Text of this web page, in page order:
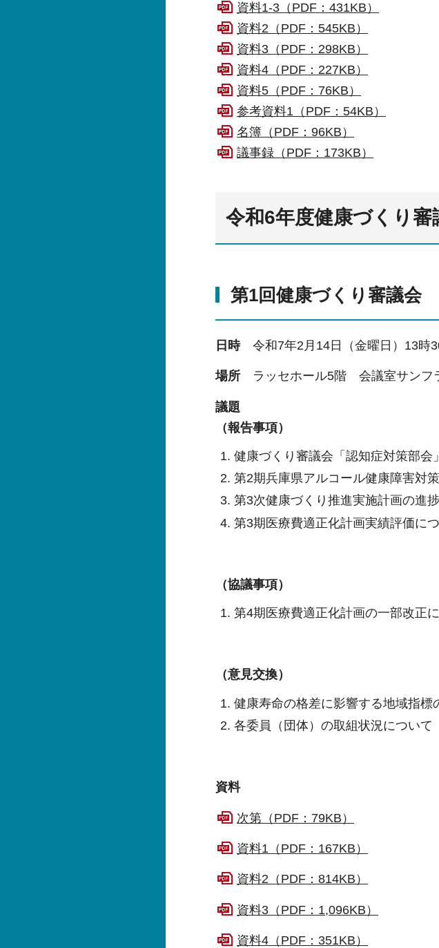
資料1-3（PDF：431KB）
資料2（PDF：545KB）
資料3（PDF：298KB）
資料4（PDF：227KB）
資料5（PDF：76KB）
参考資料1（PDF：54KB）
名簿（PDF：96KB）
議事録（PDF：173KB）
令和6年度健康づくり審
第1回健康づくり審議会
日時令和7年2月14日（金曜日）13時
場所 ラッセホール5階 会議室サンフ
議題
（報告事項）
健康づくり審議会「認知症対策部会
第2期兵庫県アルコール健康障害対
第3次健康づくり推進実施計画の進
第3期医療費適正化計画実績評価に
（協議事項）
第4期医療費適正化計画の一部改正
（意見交換）
健康寿命の格差に影響する地域指標
各委員（団体）の取組状況について
資料
次第（PDF：79KB）
資料1（PDF：167KB）
資料2（PDF：814KB）
資料3（PDF：1,096KB）
資料4（PDF：351KB）